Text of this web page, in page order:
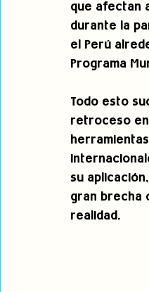
que afectan
durante la
el Perú
Programa
Todo esto
retroceso
su
gran brecha
realidad.